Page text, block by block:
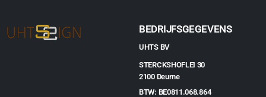
BEDRIJFSGEGEVENS
UHTS BV
STERCKSHOFLEI 30
2100 Deurne
BTW: BE0811.068.864